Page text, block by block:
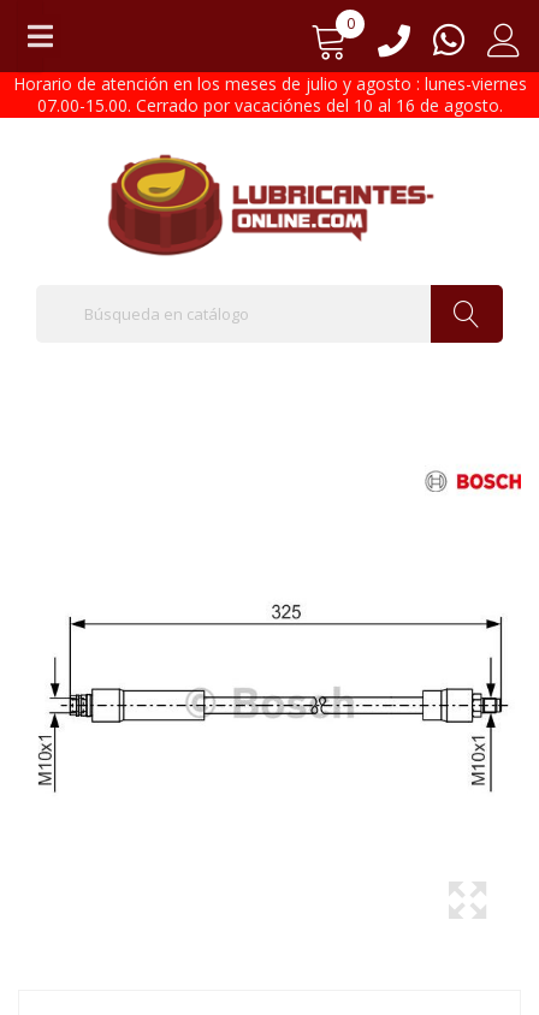
0
Horario de atención en los meses de julio y agosto : lunes-viernes
07.00-15.00. Cerrado por vacaciónes del 10 al 16 de agosto.